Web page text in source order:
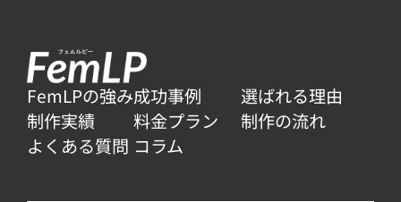
FemLPの強み成功事例
選ばれる理由
制作実績
料金プラン
制作の流れ
よくある質問 コラム